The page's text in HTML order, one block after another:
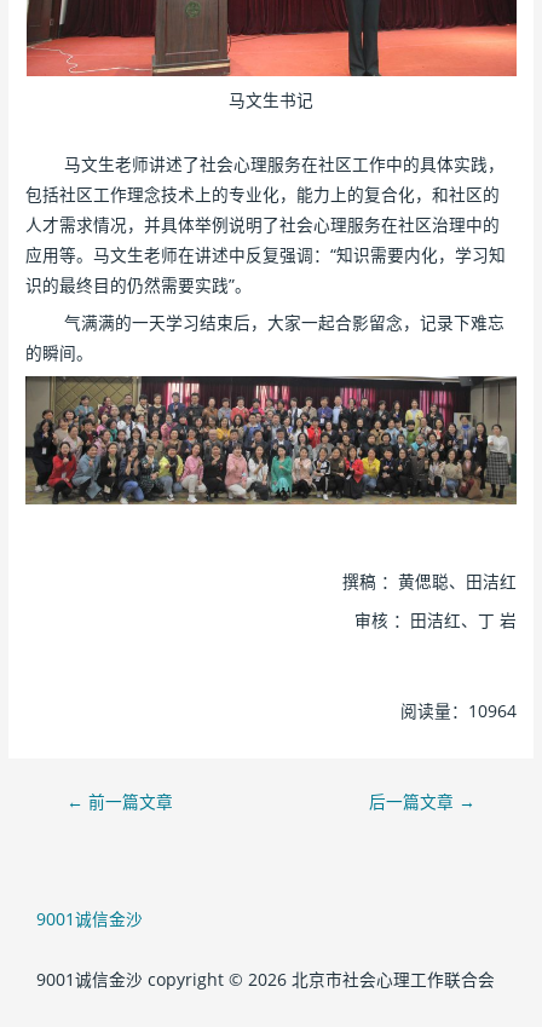
马文生书记
马文生老师讲述了社会心理服务在社区工作中的具体实践，
包括社区工作理念技术上的专业化，能力上的复合化，和社区的
人才需求情况，并具体举例说明了社会心理服务在社区治理中的
应用等。马文生老师在讲述中反复强调：“知识需要内化，学习知
识的最终目的仍然需要实践”。
气满满的一天学习结束后，大家一起合影留念，记录下难忘
的瞬间。
撰稿 ：黄偲聪、田洁红
审核 ：田洁红、丁 岩
阅读量：10964
← 前一篇文章 后一篇文章 →
9001诚信金沙
9001诚信金沙 copyright © 2026 北京市社会心理工作联合会